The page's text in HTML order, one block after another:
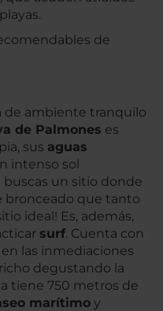
de
de ambiente tranquilo
de Palmones es
sus aguas
intenso sol
buscas un sitio donde
bronceado que tanto
ideal! Es, además,
surf. Cuenta con
en las inmediaciones
degustando la
tiene 750 metros de
marítimo y